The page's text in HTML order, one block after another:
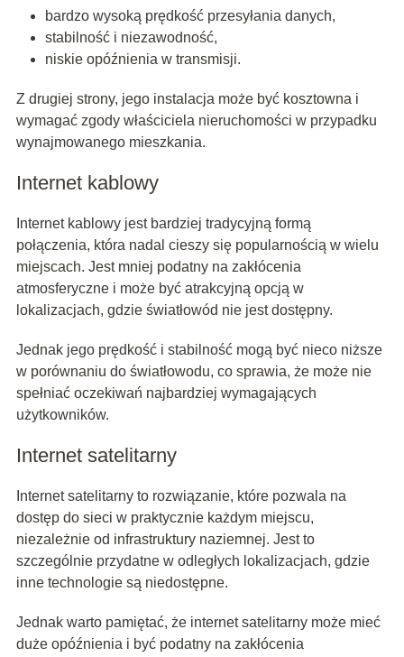
bardzo wysoką prędkość przesyłania danych,
stabilność i niezawodność,
niskie opóźnienia w transmisji.
Z drugiej strony, jego instalacja może być kosztowna i
wymagać zgody właściciela nieruchomości w przypadku
wynajmowanego mieszkania.
Internet kablowy
Internet kablowy jest bardziej tradycyjną formą
połączenia, która nadal cieszy się popularnością w wielu
miejscach. Jest mniej podatny na zakłócenia
atmosferyczne i może być atrakcyjną opcją w
lokalizacjach, gdzie światłowód nie jest dostępny.
Jednak jego prędkość i stabilność mogą być nieco niższe
w porównaniu do światłowodu, co sprawia, że może nie
spełniać oczekiwań najbardziej wymagających
użytkowników.
Internet satelitarny
Internet satelitarny to rozwiązanie, które pozwala na
dostęp do sieci w praktycznie każdym miejscu,
niezależnie od infrastruktury naziemnej. Jest to
szczególnie przydatne w odległych lokalizacjach, gdzie
inne technologie są niedostępne.
Jednak warto pamiętać, że internet satelitarny może mieć
duże opóźnienia i być podatny na zakłócenia